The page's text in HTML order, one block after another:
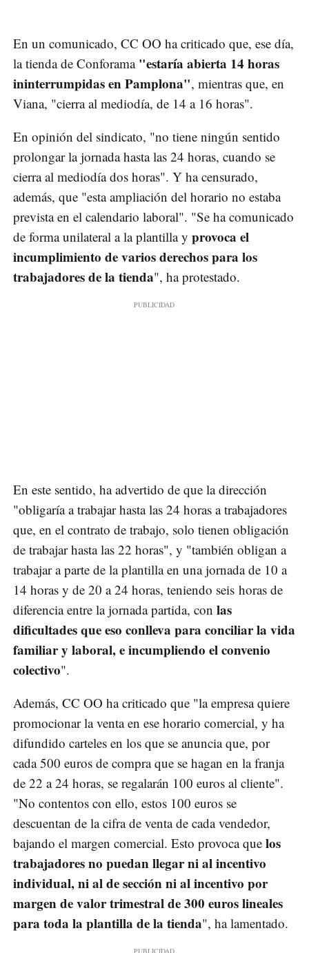
En un comunicado, CC OO ha criticado que, ese día,
la tienda de Conforama "estaría abierta 14 horas
ininterrumpidas en Pamplona", mientras que, en
Viana, "cierra al mediodía, de 14 a 16 horas".
En opinión del sindicato, "no tiene ningún sentido
prolongar la jornada hasta las 24 horas, cuando se
cierra al mediodía dos horas". Y ha censurado,
además, que "esta ampliación del horario no estaba
prevista en el calendario laboral". "Se ha comunicado
de forma unilateral a la plantilla y provoca el
incumplimiento de varios derechos para los
trabajadores de la tienda", ha protestado.
En este sentido, ha advertido de que la dirección
"obligaría a trabajar hasta las 24 horas a trabajadores
que, en el contrato de trabajo, solo tienen obligación
de trabajar hasta las 22 horas", y "también obligan a
trabajar a parte de la plantilla en una jornada de 10 a
14 horas y de 20 a 24 horas, teniendo seis horas de
diferencia entre la jornada partida, con las
dificultades que eso conlleva para conciliar la vida
familiar y laboral, e incumpliendo el convenio
colectivo".
Además, CC OO ha criticado que "la empresa quiere
promocionar la venta en ese horario comercial, y ha
difundido carteles en los que se anuncia que, por
cada 500 euros de compra que se hagan en la franja
de 22 a 24 horas, se regalarán 100 euros al cliente".
"No contentos con ello, estos 100 euros se
descuentan de la cifra de venta de cada vendedor,
bajando el margen comercial. Esto provoca que los
trabajadores no puedan llegar ni al incentivo
individual, ni al de sección ni al incentivo por
margen de valor trimestral de 300 euros lineales
para toda la plantilla de la tienda", ha lamentado.